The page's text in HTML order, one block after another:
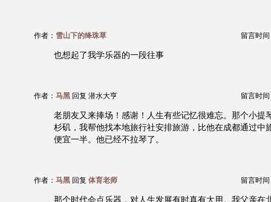
作者： 雪山下的绛珠草 留言时间
也想起了我学乐器的一段往事
作者： 马黑 回复 潜水大亨 留言时间
老朋友又来捧场！感谢！人生有些记忆很难忘。那个小提
杉矶，我帮他找本地旅行社安排旅游，比他在成都通过中
便宜一半。他已经不拉琴了。
作者： 马黑 回复 体育老师 留言时间
那个时代会点乐器，对人生发展有时真有大用。我父亲在